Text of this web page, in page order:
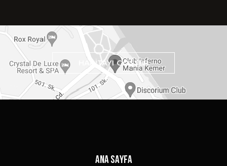
HARİTAYI GÖSTER
ANA SAYFA